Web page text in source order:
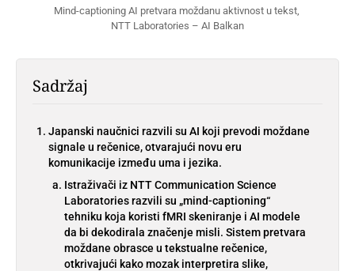
Mind-captioning AI pretvara moždanu aktivnost u tekst,
NTT Laboratories – AI Balkan
Sadržaj
Japanski naučnici razvili su AI koji prevodi moždane
signale u rečenice, otvarajući novu eru
komunikacije između uma i jezika.
Istraživači iz NTT Communication Science
Laboratories razvili su „mind-captioning“
tehniku koja koristi fMRI skeniranje i AI modele
da bi dekodirala značenje misli. Sistem pretvara
moždane obrasce u tekstualne rečenice,
otkrivajući kako mozak interpretira slike,